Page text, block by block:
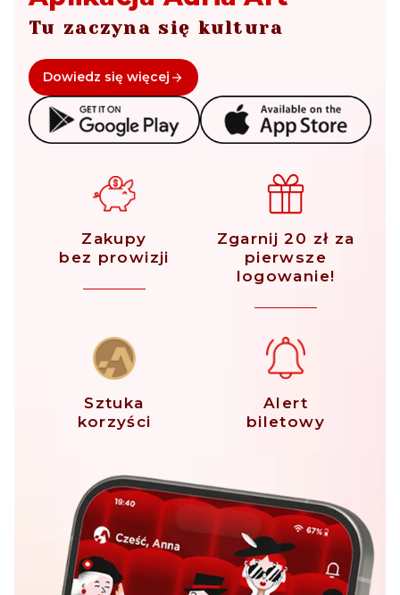
Tu zaczyna się kultura
Dowiedz się więcej
Zakupy
bez prowizji
Zgarnij 20 zł za
pierwsze
logowanie!
Sztuka
korzyści
Alert
biletowy